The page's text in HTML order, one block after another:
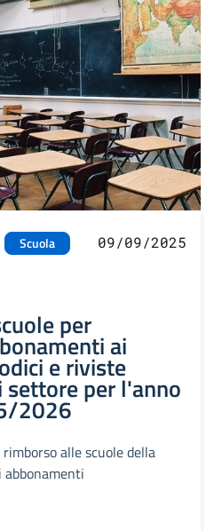
Scuola
09/09/2025
per
ai
e riviste
settore per l'anno
2026
alle scuole della
abbonamenti